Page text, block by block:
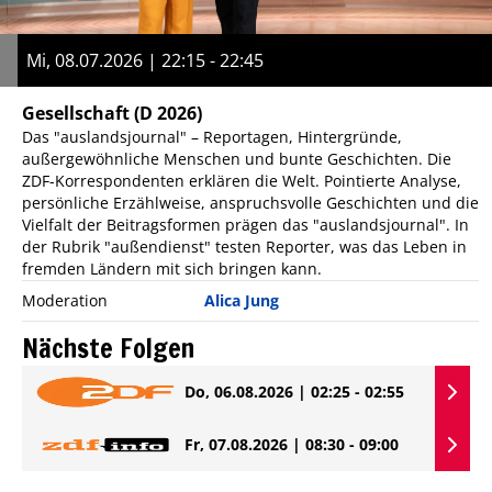
Mi, 08.07.2026 | 22:15 - 22:45
Gesellschaft(D 2026)
Das "auslandsjournal" – Reportagen, Hintergründe,
außergewöhnliche Menschen und bunte Geschichten. Die
ZDF-Korrespondenten erklären die Welt. Pointierte Analyse,
persönliche Erzählweise, anspruchsvolle Geschichten und die
Vielfalt der Beitragsformen prägen das "auslandsjournal". In
der Rubrik "außendienst" testen Reporter, was das Leben in
fremden Ländern mit sich bringen kann.
Moderation
Alica Jung
Nächste Folgen
Do, 06.08.2026 | 02:25 - 02:55
Fr, 07.08.2026 | 08:30 - 09:00